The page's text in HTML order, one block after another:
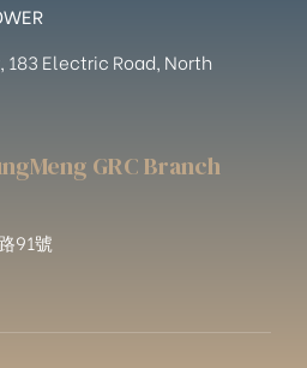
183 Electric Road, North
GRC Branch
91號